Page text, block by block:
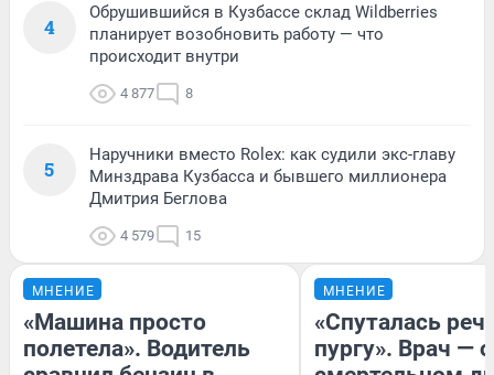
4
Обрушившийся в Кузбассе склад Wildberries
планирует возобновить работу — что
происходит внутри
4 877 8
5
Наручники вместо Rolex: как судили экс-главу
Минздрава Кузбасса и бывшего миллионера
Дмитрия Беглова
4 579 15
МНЕНИЕ
«Машина просто
полетела». Водитель
МНЕНИЕ
«Спуталась
пургу». Врач — о